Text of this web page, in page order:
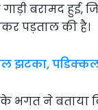
बरामद हुई,
पड़ताल की है।
झटका,
भगत ने बताया